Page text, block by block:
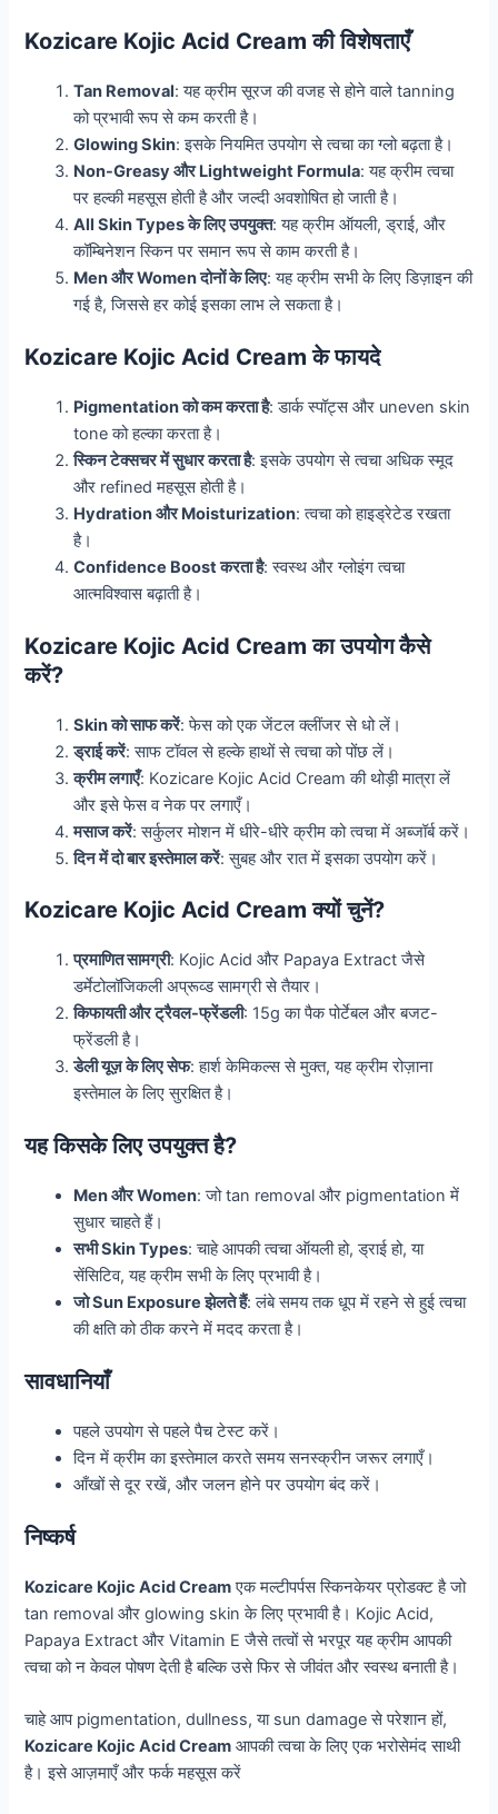
Kozicare Kojic Acid Cream की विशेषताएँ
Tan Removal: यह क्रीम सूरज की वजह से होने वाले tanning
को प्रभावी रूप से कम करती है।
Glowing Skin: इसके नियमित उपयोग से त्वचा का ग्लो बढ़ता है।
Non-Greasy और Lightweight Formula: यह क्रीम त्वचा
पर हल्की महसूस होती है और जल्दी अवशोषित हो जाती है।
All Skin Types के लिए उपयुक्त: यह क्रीम ऑयली, ड्राई, और
कॉम्बिनेशन स्किन पर समान रूप से काम करती है।
Men और Women दोनों के लिए: यह क्रीम सभी के लिए डिज़ाइन की
गई है, जिससे हर कोई इसका लाभ ले सकता है।
Kozicare Kojic Acid Cream के फायदे
Pigmentation को कम करता है: डार्क स्पॉट्स और uneven skin
tone को हल्का करता है।
स्किन टेक्सचर में सुधार करता है: इसके उपयोग से त्वचा अधिक स्मूद
और refined महसूस होती है।
Hydration और Moisturization: त्वचा को हाइड्रेटेड रखता
है।
Confidence Boost करता है: स्वस्थ और ग्लोइंग त्वचा
आत्मविश्वास बढ़ाती है।
Kozicare Kojic Acid Cream का उपयोग कैसे
करें?
Skin को साफ करें: फेस को एक जेंटल क्लींजर से धो लें।
ड्राई करें: साफ टॉवल से हल्के हाथों से त्वचा को पोंछ लें।
क्रीम लगाएँ: Kozicare Kojic Acid Cream की थोड़ी मात्रा लें
और इसे फेस व नेक पर लगाएँ।
मसाज करें: सर्कुलर मोशन में धीरे-धीरे क्रीम को त्वचा में अब्जॉर्ब करें।
दिन में दो बार इस्तेमाल करें: सुबह और रात में इसका उपयोग करें।
Kozicare Kojic Acid Cream क्यों चुनें?
प्रमाणित सामग्री: Kojic Acid और Papaya Extract जैसे
डर्मेटोलॉजिकली अप्रूव्ड सामग्री से तैयार।
किफायती और ट्रैवल-फ्रेंडली: 15g का पैक पोर्टेबल और बजट-
फ्रेंडली है।
डेली यूज़ के लिए सेफ: हार्श केमिकल्स से मुक्त, यह क्रीम रोज़ाना
इस्तेमाल के लिए सुरक्षित है।
यह किसके लिए उपयुक्त है?
Men और Women: जो tan removal और pigmentation में
सुधार चाहते हैं।
सभी Skin Types: चाहे आपकी त्वचा ऑयली हो, ड्राई हो, या
सेंसिटिव, यह क्रीम सभी के लिए प्रभावी है।
जो Sun Exposure झेलते हैं: लंबे समय तक धूप में रहने से हुई त्वचा
की क्षति को ठीक करने में मदद करता है।
सावधानियाँ
पहले उपयोग से पहले पैच टेस्ट करें।
दिन में क्रीम का इस्तेमाल करते समय सनस्क्रीन जरूर लगाएँ।
आँखों से दूर रखें, और जलन होने पर उपयोग बंद करें।
निष्कर्ष
Kozicare Kojic Acid Creamएक मल्टीपर्पस स्किनकेयर प्रोडक्ट है जो
tan removal और glowing skin के लिए प्रभावी है। Kojic Acid,
Papaya Extract और Vitamin E जैसे तत्वों से भरपूर यह क्रीम आपकी
त्वचा को न केवल पोषण देती है बल्कि उसे फिर से जीवंत और स्वस्थ बनाती है।
चाहे आप pigmentation, dullness, या sun damage से परेशान हों,
Kozicare Kojic Acid Cream आपकी त्वचा के लिए एक भरोसेमंद साथी
है। इसे आज़माएँ और फर्क महसूस करें